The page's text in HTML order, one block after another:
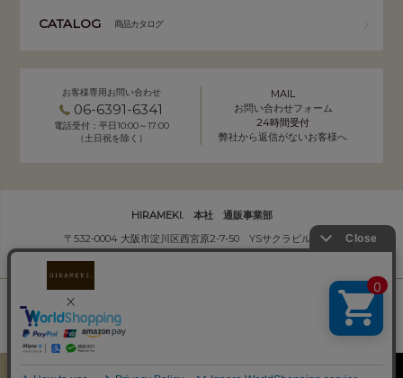
CATALOG 商品カタログ
お客様専用お問い合わせ
06-6391-6341
電話受付：平日10:00～17:00
（土日祝を除く）
MAIL
お問い合わせフォーム
24時間受付
弊社から返信がないお客様へ
HIRAMEKI. 本社 通販事業部
〒532-0004 大阪市淀川区西宮原2-7-50 YSサクラビル B1F
株式会社サクラ衣料 HIRAMEKI.事業部
Copyright (C) HIRAMEKI. All Rights Reserved.